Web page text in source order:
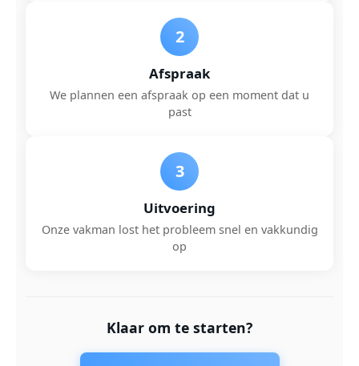
2
Afspraak
We plannen een afspraak op een moment dat u
past
3
Uitvoering
Onze vakman lost het probleem snel en vakkundig
op
Klaar om te starten?